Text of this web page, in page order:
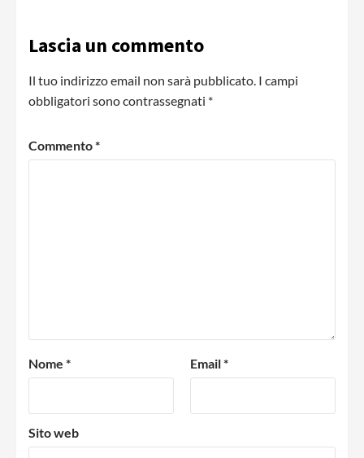
Lascia un commento
Il tuo indirizzo email non sarà pubblicato. I campi
obbligatori sono contrassegnati *
Commento*
Nome * Email*
Sito web